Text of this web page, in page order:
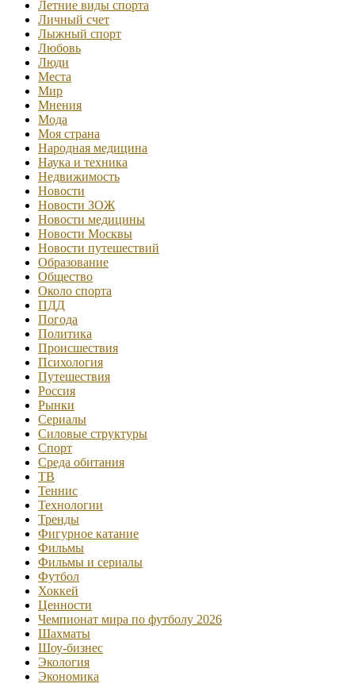
Летние виды спорта
Личный счет
Лыжный спорт
Любовь
Люди
Места
Мир
Мнения
Мода
Моя страна
Народная медицина
Наука и техника
Недвижимость
Новости
Новости ЗОЖ
Новости медицины
Новости Москвы
Новости путешествий
Образование
Общество
Около спорта
ПДД
Погода
Политика
Происшествия
Психология
Путешествия
Россия
Рынки
Сериалы
Силовые структуры
Спорт
Среда обитания
ТВ
Теннис
Технологии
Тренды
Фигурное катание
Фильмы
Фильмы и сериалы
Футбол
Хоккей
Ценности
Чемпионат мира по футболу 2026
Шахматы
Шоу-бизнес
Экология
Экономика